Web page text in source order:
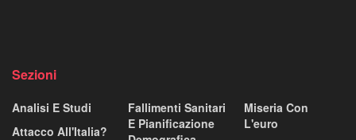
Sezioni
Analisi E Studi
Attacco All'Italia?
Fallimenti Sanitari
E Pianificazione
Miseria Con
L'euro